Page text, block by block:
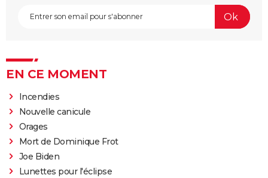
EN CE MOMENT
Incendies
Nouvelle canicule
Orages
Mort de Dominique Frot
Joe Biden
Lunettes pour l'éclipse